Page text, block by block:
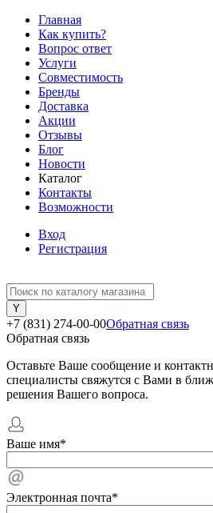
Главная
Как купить?
Вопрос ответ
Услуги
Совместимость
Бренды
Доставка
Акции
Отзывы
Блог
Новости
Каталог
Контакты
Возможности
Вход
Регистрация
+7 (831) 274-00-00Обратная связь
Обратная связь
Оставьте Ваше сообщение и
специалисты свяжутся с Вами в
решения Вашего вопроса.
Ваше имя*
Электронная почта*